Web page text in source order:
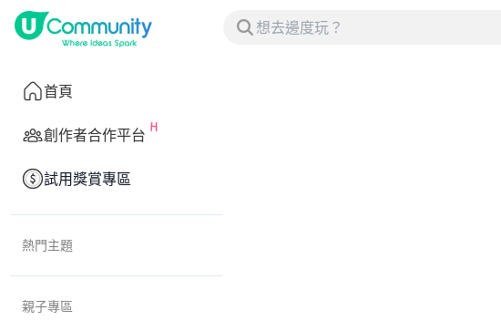
首頁
創作者合作平台
試用獎賞專區
熱門主題
親子專區